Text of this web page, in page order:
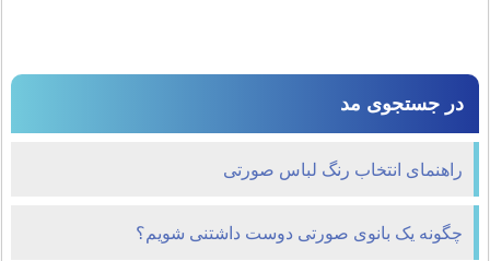
در جستجوی مد
راهنمای انتخاب رنگ لباس صورتی
چگونه یک بانوی صورتی دوست داشتنی شویم؟